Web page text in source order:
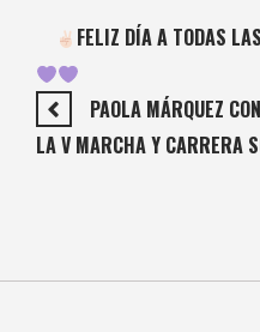
FELIZ DÍA A TODAS
PAOLA MÁRQUEZ
LA V MARCHA Y CARRERA